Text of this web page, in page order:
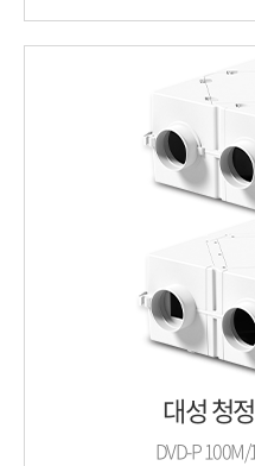
대성 청
DVD-P